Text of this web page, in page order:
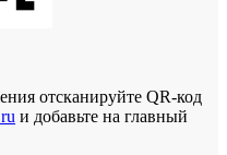
отсканируйте QR-код
и добавьте на главный